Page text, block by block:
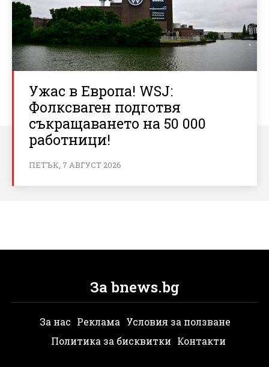
Ужас в Европа! WSJ:
Фолксваген подготвя
съкращаването на 50 000
работници!
ПЕТЪК, 7 АВГУСТ 2026
За bnews.bg
За нас Реклама Условия за ползване
Политика за бисквитки Контакти